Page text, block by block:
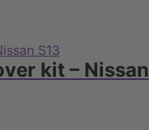
kit – Nissan